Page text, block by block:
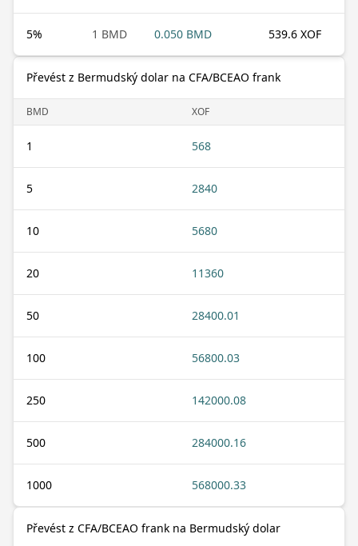
5% 1 BMD 0.050 BMD 539.6 XOF
Převést z Bermudský dolar na CFA/BCEAO frank
BMD XOF
1 568
5 2840
10 5680
20 11360
50 28400.01
100 56800.03
250 142000.08
500 284000.16
1000 568000.33
Převést z CFA/BCEAO frank na Bermudský dolar